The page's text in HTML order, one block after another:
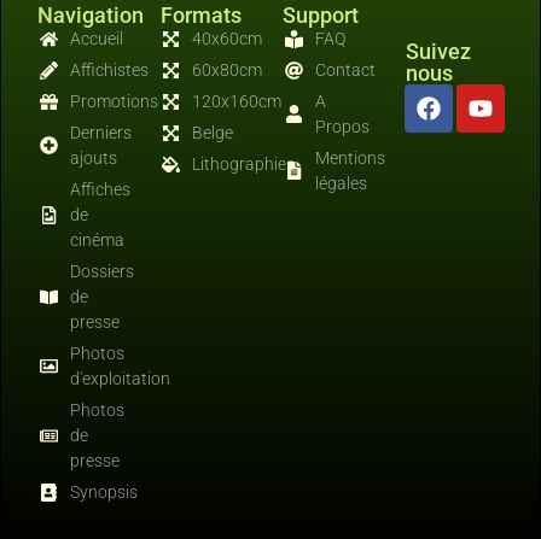
Navigation
Accueil
Affichistes
Promotions
Derniers
ajouts
Affiches
de
cinéma
Dossiers
de
presse
Photos
d'exploitation
Photos
de
presse
Synopsis
Formats
40x60cm
60x80cm
120x160cm
Belge
Lithographies
Support
FAQ
Contact
A
Propos
Mentions
légales
Suivez
nous